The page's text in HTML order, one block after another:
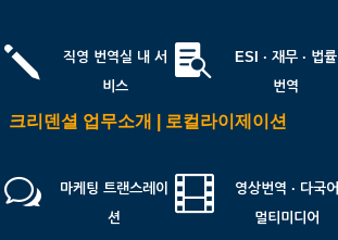
j
직영 번역실 내 서
비스

ESI · 재무 · 법률
번역
크리덴셜 업무소개 | 로컬라이제이션
w
마케팅 트랜스레이
션

영상번역 · 다국어
멀티미디어